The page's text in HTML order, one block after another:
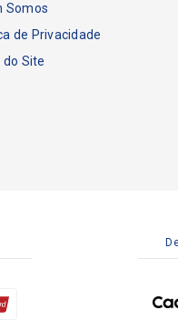
Somos
de Privacidade
do Site